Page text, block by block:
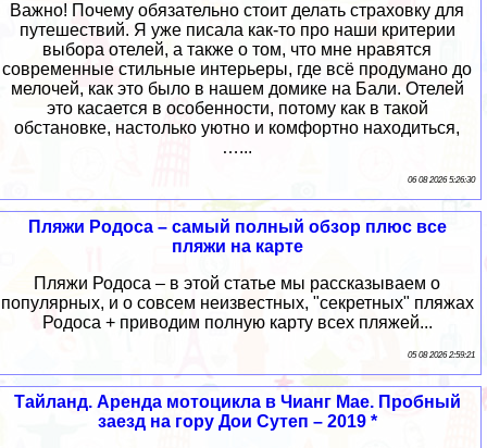
Важно! Почему обязательно стоит делать страховку для
путешествий. Я уже писала как-то про наши критерии
выбора отелей, а также о том, что мне нравятся
современные стильные интерьеры, где всё продумано до
мелочей, как это было в нашем домике на Бали. Отелей
это касается в особенности, потому как в такой
обстановке, настолько уютно и комфортно находиться,
…...
06 08 2026 5:26:30
Пляжи Родоса – самый полный обзор плюс все
пляжи на карте
Пляжи Родоса – в этой статье мы рассказываем о
популярных, и о совсем неизвестных, "секретных" пляжах
Родоса + приводим полную карту всех пляжей...
05 08 2026 2:59:21
Тайланд. Аренда мотоцикла в Чианг Мае. Пробный
заезд на гору Дои Сутеп – 2019 *